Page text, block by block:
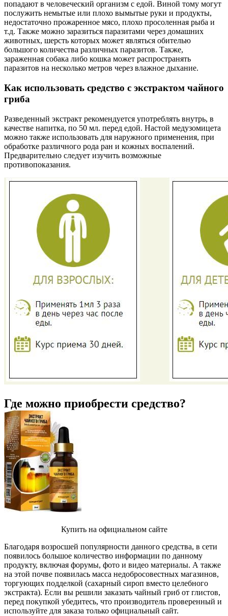
попадают в человеческий организм с едой. Виной тому могут
послужить немытые или плохо вымытые руки и продукты,
недостаточно прожаренное мясо, плохо просоленная рыба и
т.д. Также можно заразиться паразитами через домашних
животных, шерсть которых может являться обителью
большого количества различных паразитов. Также,
зараженная собака либо кошка может распространять
паразитов на несколько метров через влажное дыхание.
Как использовать средство с экстрактом чайного
гриба
Разведенный экстракт рекомендуется употреблять внутрь, в
качестве напитка, по 50 мл. перед едой. Настой медузомицета
можно также использовать для наружного применения, при
обработке различного рода ран и кожных воспалений.
Предварительно следует изучить возможные
противопоказания.
Где можно приобрести средство?
Купить на официальном сайте
Благодаря возросшей популярности данного средства, в сети
появилось большое количество информации по данному
продукту, включая форумы, фото и видео материалы. А также
на этой почве появилась масса недобросовестных магазинов,
торгующих подделкой (сахарный сироп вместо целебного
экстракта). Если вы решили заказать чайный гриб от глистов,
перед покупкой убедитесь, что производитель проверенный и
используйте для заказа только официальный сайт.